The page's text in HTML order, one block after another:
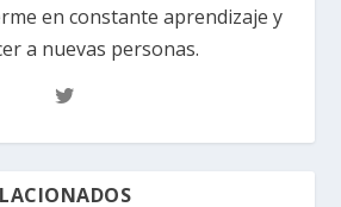
en constante aprendizaje y
a nuevas personas.